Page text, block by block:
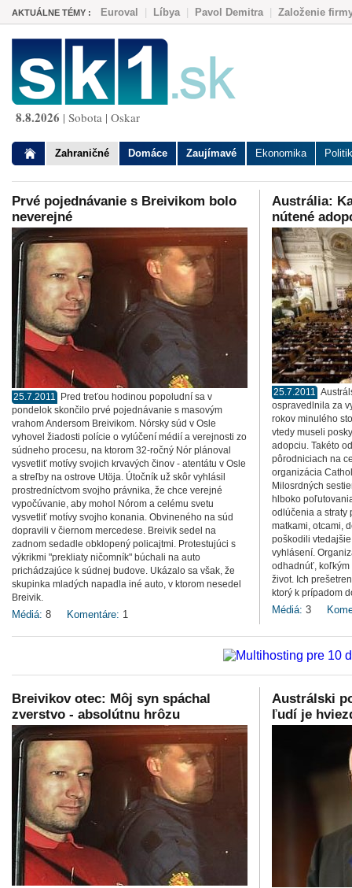
AKTUÁLNE TÉMY : Euroval Líbya| Pavol Demitra| Založenie
8.8.2026 | Sobota | Oskar
Zahraničné Domáce Zaujímavé Ekonomika
Prvé pojednávanie s Breivikom bolo
neverejné
25.7.2011
Pred treťou hodinou popoludní sa v
pondelok skončilo prvé pojednávanie s masovým
vrahom Andersom Breivikom. Nórsky súd v Osle
vyhovel žiadosti polície o vylúčení médií a verejnosti zo
súdneho procesu, na ktorom 32-ročný Nór plánoval
vysvetliť motívy svojich krvavých činov - atentátu v Osle
a streľby na ostrove Utöja. Útočník už skôr vyhlásil
prostredníctvom svojho právnika, že chce verejné
vypočúvanie, aby mohol Nórom a celému svetu
vysvetliť motívy svojho konania. Obvineného na súd
dopravili v čiernom mercedese. Breivik sedel na
zadnom sedadle obklopený policajtmi. Protestujúci s
výkrikmi "prekliaty ničomník" búchali na auto
prichádzajúce k súdnej budove. Ukázalo sa však, že
skupinka mladých napadla iné auto, v ktorom nesedel
Breivik.
Médiá: 8 Komentáre: 1
Austrália:
nútené
25.7.2011
ospravedlnila za
rokov minulého
vtedy museli
adopciu. Takéto
pôrodniciach na
organizácia
Milosrdných
hlboko
odlúčenia a straty
matkami, otcami,
poškodili
vyhlásení.
odhadnúť,
život. Ich
ktorý k prípadom
Médiá: 3
Breivikov otec: Môj syn spáchal
zverstvo - absolútnu hrôzu
Austrálski
ľudí je